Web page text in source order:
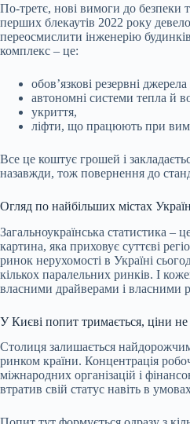
По-третє, нові вимоги до безпеки
перших блекаутів 2022 року
переосмислити інженерію
комплекс – це:
обов’язкові резервні
автономні системи тепла й
укриття,
ліфти, що працюють при
Все це коштує грошей і
назавжди, тож повернення до
Огляд по найбільших містах
Загальноукраїнська статистика –
картина, яка приховує суттєві
ринок нерухомості в Україні
кількох паралельних ринків. І
власними драйверами і власними
У Києві попит тримається, ціни не
Столиця залишається
ринком країни. Концентрація
міжнародних організацій і
втратив свій статус навіть в